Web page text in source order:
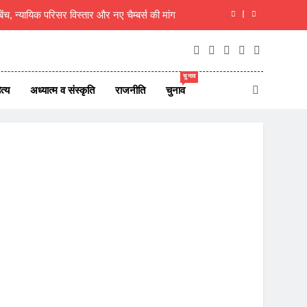
न्यायिक परिसर विस्तार और नए चैम्बर्स की मांग
को लेकर तमिलनाडु में सियासी हलचल तेज
10 दिन बाद गौमुख जल से करेंगे अभिषेक
अध्यात्म व संस्कृति राजनीति चुनाव
चुनाव